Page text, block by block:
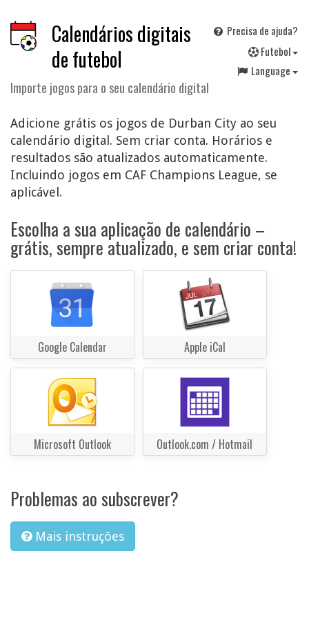
Calendários digitais
de futebol
Importe jogos para o seu calendário digital
Precisa de ajuda?
Futebol
Language
Adicione grátis os jogos de Durban City ao seu
calendário digital. Sem criar conta. Horários e
resultados são atualizados automaticamente.
Incluindo jogos em CAF Champions League, se
aplicável.
Escolha a sua aplicação de calendário –
grátis, sempre atualizado, e sem criar conta!
Google Calendar Apple iCal
Microsoft Outlook Outlook.com / Hotmail
Problemas ao subscrever?
Mais instruções